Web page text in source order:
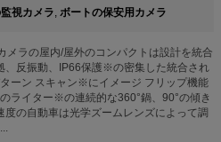
視カメラ, ボートの保安用カメラ
メラの屋内/屋外のコンパクトは設計を統合
、反振動、IP66保護※の密集した統合され
ーン スキャン※にイメージ フリップ機能
ライター※の連続的な360°鍋、90°の傾き
の自動車は光学ズームレンズによって調